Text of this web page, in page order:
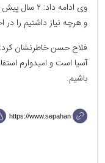
وی ادامه
و هرچه نیاز داشتیم را در
فلاح حسن خاطرنشان کرد:
آسیا است و امیدوارم
باشیم.